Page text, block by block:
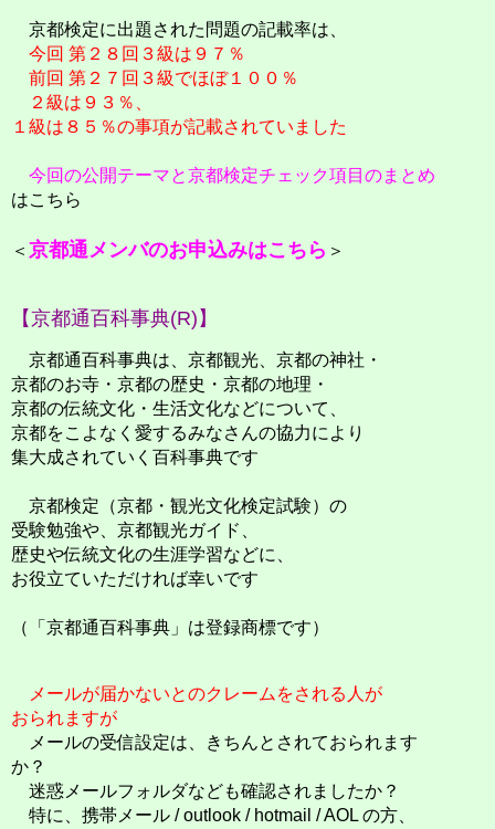
京都検定に出題された問題の記載率は、
今回 第２８回３級は９７％
前回 第２７回３級でほぼ１００％
２級は９３％、
１級は８５％の事項が記載されていました
今回の公開テーマと京都検定チェック項目のまとめ
はこちら
＜ 京都通メンバのお申込みはこちら ＞
【京都通百科事典(R)】
京都通百科事典は、京都観光、京都の神社・
京都のお寺・京都の歴史・京都の地理・
京都の伝統文化・生活文化などについて、
京都をこよなく愛するみなさんの協力により
集大成されていく百科事典です
京都検定（京都・観光文化検定試験）の
受験勉強や、京都観光ガイド、
歴史や伝統文化の生涯学習などに、
お役立ていただければ幸いです
（「京都通百科事典」は登録商標です）
メールが届かないとのクレームをされる人が
おられますが
メールの受信設定は、きちんとされておられます
か？
迷惑メールフォルダなども確認されましたか？
特に、携帯メール / outlook / hotmail / AOL の方、